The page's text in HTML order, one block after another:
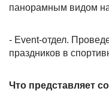
панорамным видом на
- Event-отдел.
праздников в
Что представляет